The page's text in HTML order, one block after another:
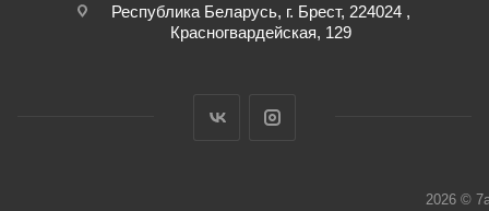
Республика Беларусь, г. Брест, 224024 ,
Красногвардейская, 129
2026 ©